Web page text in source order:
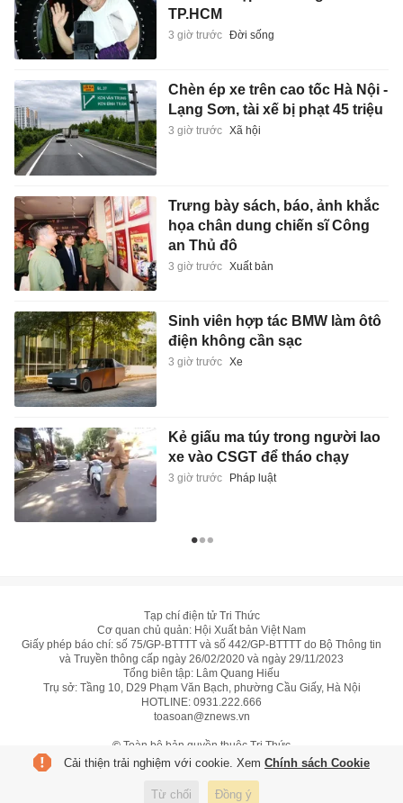
TP.HCM
3 giờ trước Đời sống
Chèn ép xe trên cao tốc Hà Nội -
Lạng Sơn, tài xế bị phạt 45 triệu
3 giờ trước Xã hội
Trưng bày sách, báo, ảnh khắc
họa chân dung chiến sĩ Công
an Thủ đô
3 giờ trước Xuất bản
Sinh viên hợp tác BMW làm ôtô
điện không cần sạc
3 giờ trước Xe
Kẻ giấu ma túy trong người lao
xe vào CSGT để tháo chạy
3 giờ trước Pháp luật
Tạp chí điện tử Tri Thức
Cơ quan chủ quản: Hội Xuất bản Việt Nam
Giấy phép báo chí: số 75/GP-BTTTT và số 442/GP-BTTTT do Bộ Thông tin
và Truyền thông cấp ngày 26/02/2020 và ngày 29/11/2023
Tổng biên tập: Lâm Quang Hiếu
Trụ sở: Tầng 10, D29 Phạm Văn Bạch, phường Cầu Giấy, Hà Nội
HOTLINE: 0931.222.666
toasoan@znews.vn
© Toàn bộ bản quyền thuộc Tri Thức
Cải thiện trải nghiệm với cookie. Xem Chính sách Cookie
Từ chối Đồng ý